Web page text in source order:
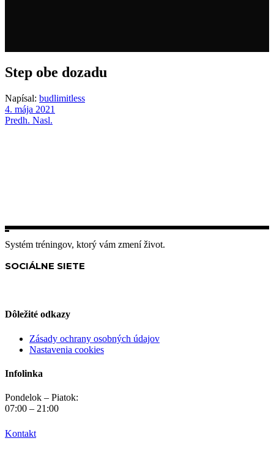
Step obe dozadu
Napísal: budlimitless
4. mája 2021
Predh. Nasl.
Systém tréningov, ktorý vám zmení život.
SOCIÁLNE SIETE
Dôležité odkazy
Zásady ochrany osobných údajov
Nastavenia cookies
Infolinka
Pondelok – Piatok:
07:00 – 21:00
Kontakt